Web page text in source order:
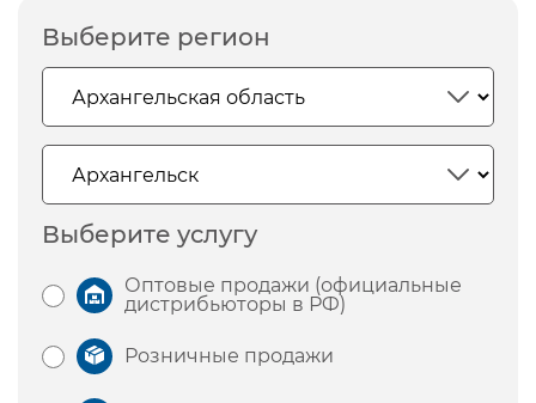
Выберите регион
Выберите услугу
Оптовые продажи (официальные
дистрибьюторы в РФ)
Розничные продажи